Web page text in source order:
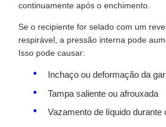
continuamente após o enchimento.
Se o recipiente for selado com um
respirável, a pressão interna pode
Isso pode causar:
Inchaço ou deformação da
Tampa saliente ou afrouxada
Vazamento de líquido durante